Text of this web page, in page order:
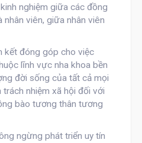
nghiệm giữa các đồng
nhân viên, giữa nhân viên
kết đóng góp cho việc
lĩnh vực nha khoa bền
đời sống của tất cả mọi
nhiệm xã hội đối với
bào tương thân tương
ngừng phát triển uy tín